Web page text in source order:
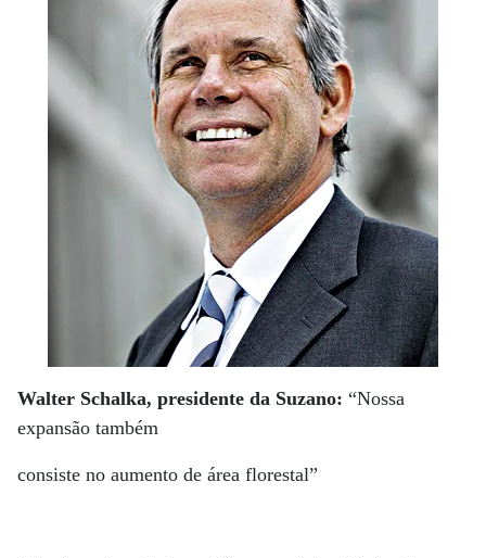
Walter Schalka, presidente da Suzano: “Nossa
expansão também
consiste no aumento de área florestal”